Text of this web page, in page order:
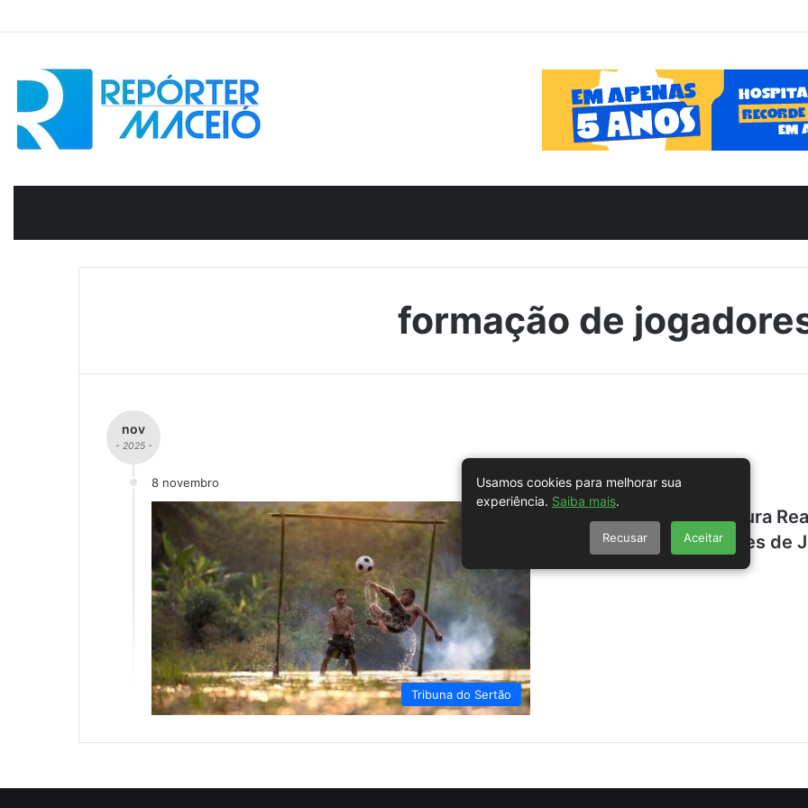
formação de
nov
- 2025 -
8 novembro
Tribuna do Sertão
Futebol Brasileiro: A Dura
Obrigação para Milhares de
Usamos cookies para melhorar sua
experiência. Saiba mais.
Recusar Aceitar